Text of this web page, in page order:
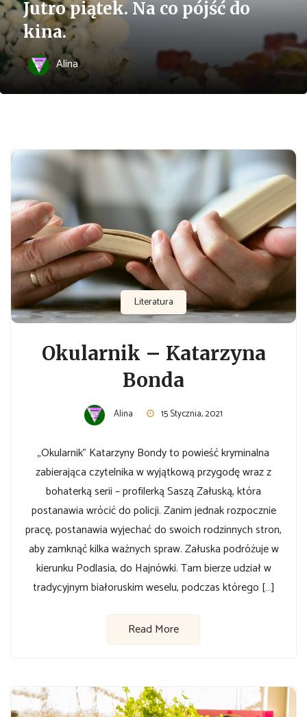
Jutro piątek. Na co pójść do
kina.
Alina
Literatura
Okularnik – Katarzyna
Bonda
Alina 15 Stycznia, 2021
„Okularnik” Katarzyny Bondy to powieść kryminalna
zabierająca czytelnika w wyjątkową przygodę wraz z
bohaterką serii – profilerką Saszą Załuską, która
postanawia wrócić do policji. Zanim jednak rozpocznie
pracę, postanawia wyjechać do swoich rodzinnych stron,
aby zamknąć kilka ważnych spraw. Załuska podróżuje w
kierunku Podlasia, do Hajnówki. Tam bierze udział w
tradycyjnym białoruskim weselu, podczas którego […]
Read More